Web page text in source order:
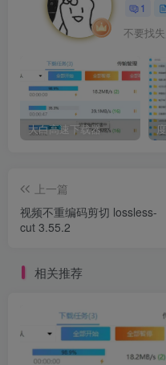
1
不要找
大白高速下载器
上一篇
视频不重编码剪切 lossless-
cut 3.55.2
相关推荐